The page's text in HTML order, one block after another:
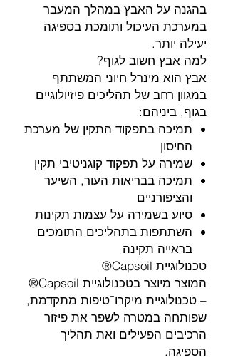
בהגנה על האבץ במהלך המעבר
במערכת העיכול ותומכת בספיגה
יעילה יותר.
למה אבץ חשוב לגוף?
אבץ הוא מינרל חיוני המשתתף
במגוון רחב של תהליכים פיזיולוגיים
בגוף, ביניהם:
תמיכה בתפקוד התקין של מערכת
החיסון
שמירה על תפקוד קוגניטיבי תקין
תמיכה בבריאות העור, השיער
והציפורניים
סיוע בשמירה על עצמות תקינות
השתתפות בתהליכים התומכים
בראייה תקינה
טכנולוגיית Capsoil®
המוצר מיוצר בטכנולוגיית Capsoil®
– טכנולוגיית מיקרו־טיפות מתקדמת,
שפותחה במטרה לשפר את פיזור
הרכיבים הפעילים ואת תהליך
הספיגה.